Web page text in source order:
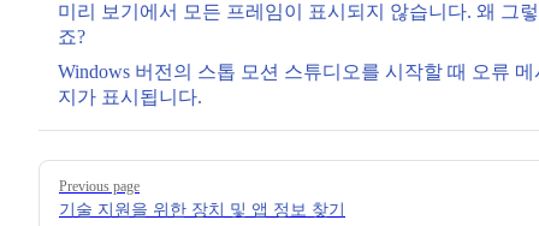
미리 보기에서 모든 프레임이 표시되지 않습니다. 왜 그렇
죠?
Windows 버전의 스톱 모션 스튜디오를 시작할 때 오류 메
지가 표시됩니다.
Pager
Previous page
기술 지원을 위한 장치 및 앱 정보 찾기